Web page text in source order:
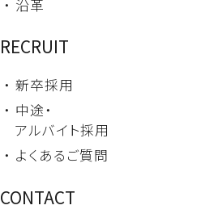
・ 沿革
RECRUIT
・ 新卒採用
・ 中途・
アルバイト採用
・ よくあるご質問
CONTACT